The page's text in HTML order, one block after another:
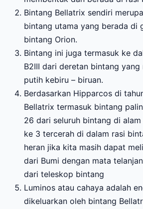
Bintang Bellatrix sendiri
bintang utama yang berada di
bintang Orion.
Bintang ini juga termasuk ke
B2III dari deretan bintang
putih kebiru – biruan.
Berdasarkan Hipparcos di
Bellatrix termasuk bintang
26 dari seluruh bintang di
ke 3 tercerah di dalam rasi
heran jika kita masih dapat
dari Bumi dengan mata
dari teleskop bintang
Luminos atau cahaya adalah
dikeluarkan oleh bintang